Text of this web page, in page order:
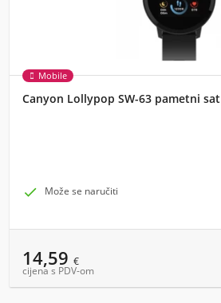
Mobile
Canyon Lollypop SW-63 pametni sat
 Može se naručiti
14,59 €
cijena s PDV-om